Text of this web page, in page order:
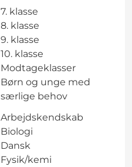
7. klasse
8. klasse
9. klasse
10. klasse
Modtageklasser
Børn og unge med
særlige behov
Arbejdskendskab
Biologi
Dansk
Fysik/kemi